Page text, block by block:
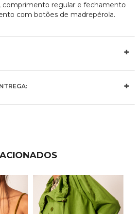
comprimento regular e fechamento
com botões de madrepérola.